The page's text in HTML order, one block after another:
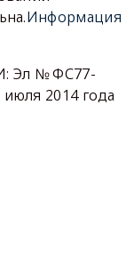
Информация
Эл № ФС77-
2014 года